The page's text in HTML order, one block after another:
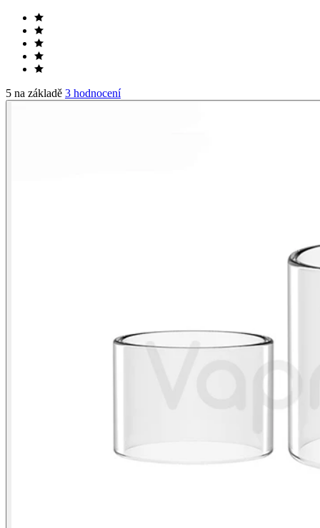
5 na základě 3 hodnocení